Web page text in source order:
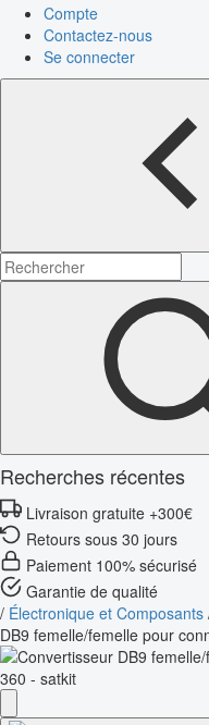
Compte
Contactez-nous
Se connecter
Recherches récentes
Livraison gratuite +300€
Retours sous 30 jours
Paiement 100% sécurisé
Garantie de qualité
/ Électronique et Composants
DB9 femelle/femelle pour